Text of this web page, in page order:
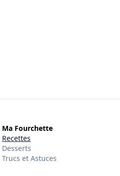
Ma Fourchette
Recettes
Desserts
Trucs et Astuces